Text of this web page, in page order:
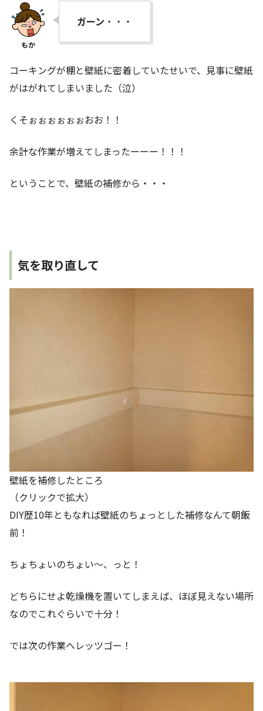
ガーン ・・・
コーキングが棚と壁紙に密着していたせいで、見事に壁紙
がはがれてしまいました（泣）
くそぉぉぉぉぉぉおお！！
余計な作業が増えてしまったーーー！！！
ということで、壁紙の補修から・・・
気を取り直して
壁紙を補修したところ
（クリックで拡大）
DIY歴10年ともなれば壁紙のちょっとした補修なんて朝飯
前！
ちょちょいのちょい～、っと！
どちらにせよ乾燥機を置いてしまえば、ほぼ見えない場所
なのでこれぐらいで十分！
では次の作業へレッツゴー！